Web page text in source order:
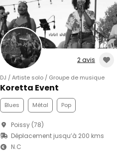
2 avis
DJ / Artiste solo / Groupe de musique
Koretta Event
Blues Métal Pop
Poissy (78)
Déplacement jusqu’à 200 kms
N.C